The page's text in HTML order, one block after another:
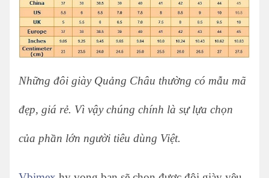
Những đôi giày Quảng Châu thường có mẫu mã
đẹp, giá rẻ. Vì vậy chúng chính là sự lựa chọn
của phần lớn người tiêu dùng Việt.